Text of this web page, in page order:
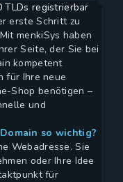
TLDs registrierbar
erste Schritt zu
menkiSys haben
Seite, der Sie bei
kompetent
für Ihre neue
Shop benötigen –
und
so wichtig?
Webadresse. Sie
oder Ihre Idee
für